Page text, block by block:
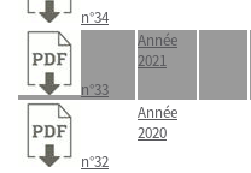
n°34
n°33
Année
2021
n°32
Année
2020